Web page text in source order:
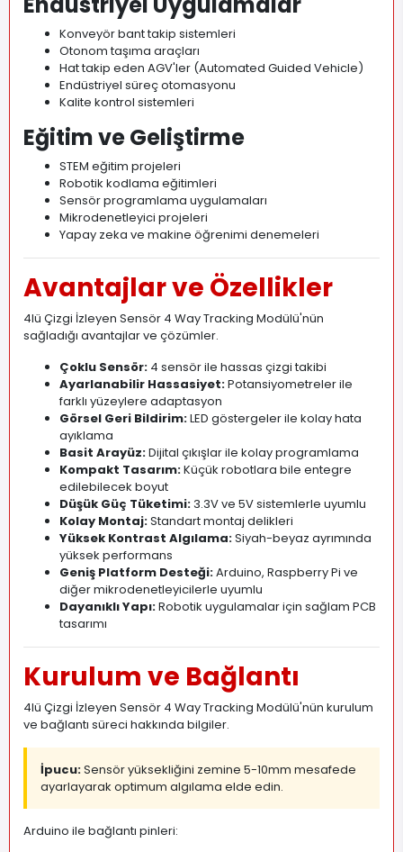
Konveyör bant takip sistemleri
Otonom taşıma araçları
Hat takip eden AGV'ler (Automated Guided Vehicle)
Endüstriyel süreç otomasyonu
Kalite kontrol sistemleri
Eğitim ve Geliştirme
STEM eğitim projeleri
Robotik kodlama eğitimleri
Sensör programlama uygulamaları
Mikrodenetleyici projeleri
Yapay zeka ve makine öğrenimi denemeleri
Avantajlar ve Özellikler
4lü Çizgi İzleyen Sensör 4 Way Tracking Modülü'nün
sağladığı avantajlar ve çözümler.
Çoklu Sensör: 4 sensör ile hassas çizgi takibi
Ayarlanabilir Hassasiyet:Potansiyometreler ile
farklı yüzeylere adaptasyon
Görsel Geri Bildirim:LED göstergeler ile kolay hata
ayıklama
Basit Arayüz:Dijital çıkışlar ile kolay programlama
Kompakt Tasarım:Küçük robotlara bile entegre
edilebilecek boyut
Düşük Güç Tüketimi:3.3V ve 5V sistemlerle uyumlu
Kolay Montaj:Standart montaj delikleri
Yüksek Kontrast Algılama:Siyah-beyaz ayrımında
yüksek performans
Geniş Platform Desteği:Arduino, Raspberry Pi ve
diğer mikrodenetleyicilerle uyumlu
Dayanıklı Yapı:Robotik uygulamalar için sağlam PCB
tasarımı
Kurulum ve Bağlantı
4lü Çizgi İzleyen Sensör 4 Way Tracking Modülü'nün kurulum
ve bağlantı süreci hakkında bilgiler.
İpucu:Sensör yüksekliğini zemine 5-10mm mesafede
ayarlayarak optimum algılama elde edin.
Arduino ile bağlantı pinleri: